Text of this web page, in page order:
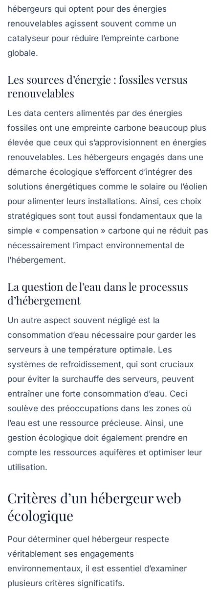
hébergeurs qui optent pour des énergies
renouvelables agissent souvent comme un
catalyseur pour réduire l’empreinte carbone
globale.
Les sources d’énergie : fossiles versus
renouvelables
Les data centers alimentés par des énergies
fossiles ont une empreinte carbone beaucoup plus
élevée que ceux qui s’approvisionnent en énergies
renouvelables. Les hébergeurs engagés dans une
démarche écologique s’efforcent d’intégrer des
solutions énergétiques comme le solaire ou l’éolien
pour alimenter leurs installations. Ainsi, ces choix
stratégiques sont tout aussi fondamentaux que la
simple « compensation » carbone qui ne réduit pas
nécessairement l’impact environnemental de
l’hébergement.
La question de l’eau dans le processus
d’hébergement
Un autre aspect souvent négligé est la
consommation d’eau nécessaire pour garder les
serveurs à une température optimale. Les
systèmes de refroidissement, qui sont cruciaux
pour éviter la surchauffe des serveurs, peuvent
entraîner une forte consommation d’eau. Ceci
soulève des préoccupations dans les zones où
l’eau est une ressource précieuse. Ainsi, une
gestion écologique doit également prendre en
compte les ressources aquifères et optimiser leur
utilisation.
Critères d’un hébergeur web
écologique
Pour déterminer quel hébergeur respecte
véritablement ses engagements
environnementaux, il est essentiel d’examiner
plusieurs critères significatifs.